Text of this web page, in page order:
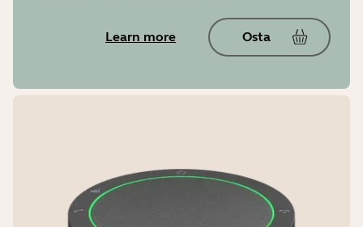
Learn more Osta